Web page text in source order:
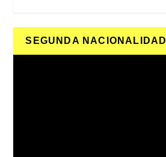
SEGUNDA NACIONALIDAD